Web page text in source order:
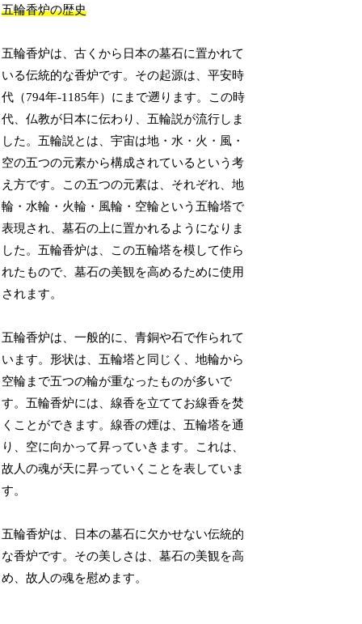
五輪香炉の歴史
五輪香炉は、古くから日本の墓石に置かれて
いる伝統的な香炉です。その起源は、平安時
代（794年-1185年）にまで遡ります。この時
代、仏教が日本に伝わり、五輪説が流行しま
した。五輪説とは、宇宙は地・水・火・風・
空の五つの元素から構成されているという考
え方です。この五つの元素は、それぞれ、地
輪・水輪・火輪・風輪・空輪という五輪塔で
表現され、墓石の上に置かれるようになりま
した。五輪香炉は、この五輪塔を模して作ら
れたもので、墓石の美観を高めるために使用
されます。
五輪香炉は、一般的に、青銅や石で作られて
います。形状は、五輪塔と同じく、地輪から
空輪まで五つの輪が重なったものが多いで
す。五輪香炉には、線香を立ててお線香を焚
くことができます。線香の煙は、五輪塔を通
り、空に向かって昇っていきます。これは、
故人の魂が天に昇っていくことを表していま
す。
五輪香炉は、日本の墓石に欠かせない伝統的
な香炉です。その美しさは、墓石の美観を高
め、故人の魂を慰めます。